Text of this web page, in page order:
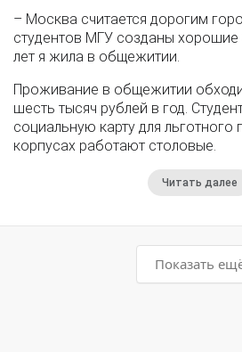
– Москва считается дорогим
студентов МГУ созданы хорошие
лет я жила в общежитии.
Проживание в общежитии
шесть тысяч рублей в год.
социальную карту для льготного
корпусах работают столовые.
Читать далее
Показать